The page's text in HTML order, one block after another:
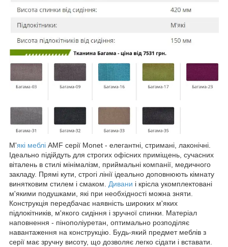
М'які меблі AMF серії Monet - елегантні, стримані, лаконічні.
Ідеально підійдуть для строгих офісних приміщень, сучасних
віталень в стилі мінімалізм, приймальні компанії, медичного
закладу. Прямі кути, строгі лінії ідеально доповнюють кімнату
винятковим стилем і смаком. Дивани і крісла укомплектовані
м'якими подушками, які при необхідності можна зняти.
Конструкція передбачає наявність широких м'яких
підлокітників, м'якого сидіння і зручної спинки. Матеріал
наповнення - пінополіуретан, оптимально розподіляє
навантаження на конструкцію. Будь-який предмет меблів з
серії має зручну висоту, що дозволяє легко сідати і вставати.